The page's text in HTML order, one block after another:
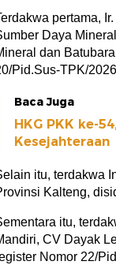
pertama,
Daya
dan
Pid.Sus-TPK/
Baca Juga
HKG PKK ke-
Kesejahteraan
itu, terdakwa
Kalteng,
itu,
CV Dayak
Nomor 22/